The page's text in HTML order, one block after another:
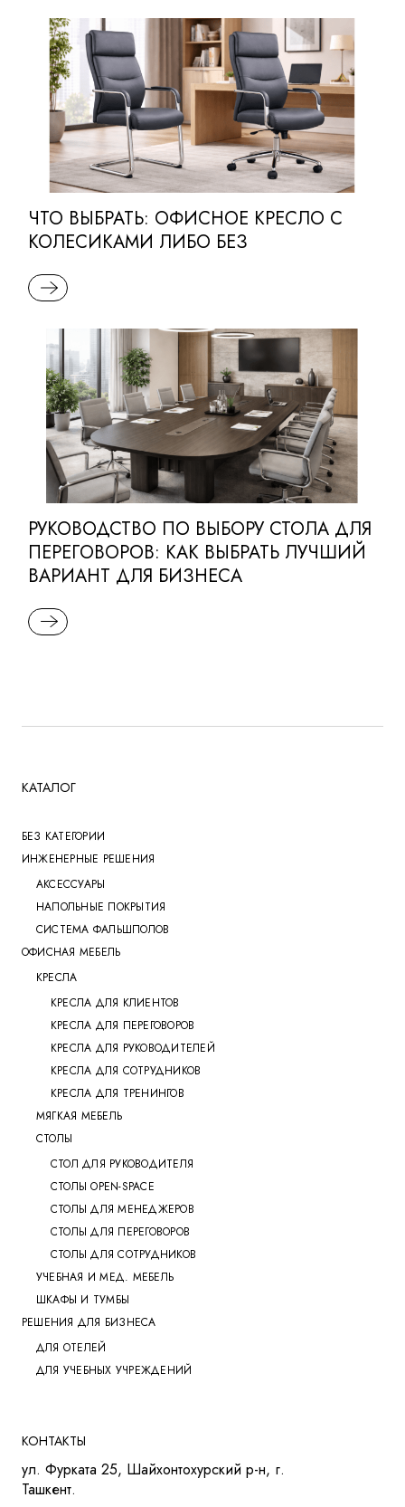
ЧТО ВЫБРАТЬ: ОФИСНОЕ КРЕСЛО С
КОЛЕСИКАМИ ЛИБО БЕЗ
READ MORE
РУКОВОДСТВО ПО ВЫБОРУ СТОЛА ДЛЯ
ПЕРЕГОВОРОВ: КАК ВЫБРАТЬ ЛУЧШИЙ
ВАРИАНТ ДЛЯ БИЗНЕСА
READ MORE
КАТАЛОГ
БЕЗ КАТЕГОРИИ
ИНЖЕНЕРНЫЕ РЕШЕНИЯ
АКСЕССУАРЫ
НАПОЛЬНЫЕ ПОКРЫТИЯ
СИСТЕМА ФАЛЬШПОЛОВ
ОФИСНАЯ МЕБЕЛЬ
КРЕСЛА
КРЕСЛА ДЛЯ КЛИЕНТОВ
КРЕСЛА ДЛЯ ПЕРЕГОВОРОВ
КРЕСЛА ДЛЯ РУКОВОДИТЕЛЕЙ
КРЕСЛА ДЛЯ СОТРУДНИКОВ
КРЕСЛА ДЛЯ ТРЕНИНГОВ
МЯГКАЯ МЕБЕЛЬ
СТОЛЫ
СТОЛ ДЛЯ РУКОВОДИТЕЛЯ
СТОЛЫ OPEN-SPACE
СТОЛЫ ДЛЯ МЕНЕДЖЕРОВ
СТОЛЫ ДЛЯ ПЕРЕГОВОРОВ
СТОЛЫ ДЛЯ СОТРУДНИКОВ
УЧЕБНАЯ И МЕД. МЕБЕЛЬ
ШКАФЫ И ТУМБЫ
РЕШЕНИЯ ДЛЯ БИЗНЕСА
ДЛЯ ОТЕЛЕЙ
ДЛЯ УЧЕБНЫХ УЧРЕЖДЕНИЙ
КОНТАКТЫ
ул. Фурката 25, Шайхонтохурский р-н, г.
Ташкент.